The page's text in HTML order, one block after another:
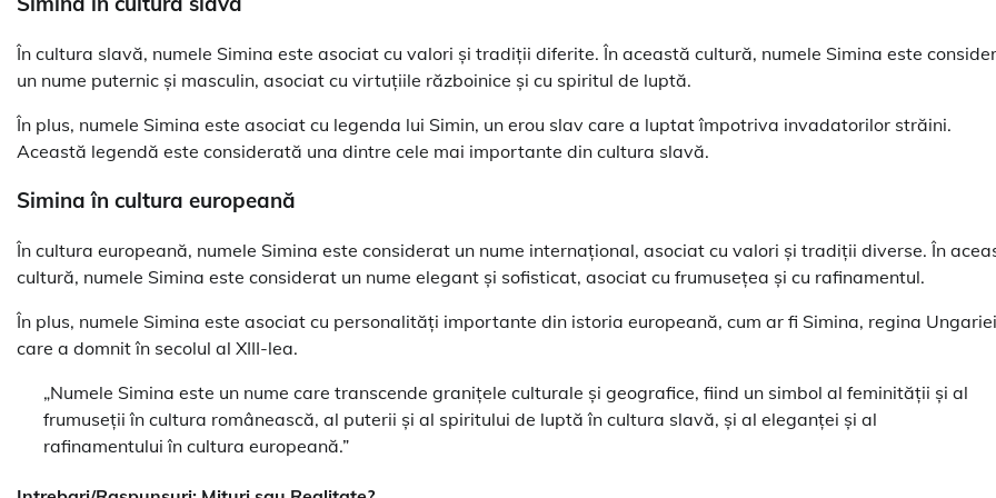
În cultura slavă, numele Simina este asociat cu valori și tradiții diferite. În această cultură, numele Simina este
un nume puternic și masculin, asociat cu virtuțiile războinice și cu spiritul de luptă.
În plus, numele Simina este asociat cu legenda lui Simin, un erou slav care a luptat împotriva invadatorilor străini.
Această legendă este considerată una dintre cele mai importante din cultura slavă.
Simina în cultura europeană
În cultura europeană, numele Simina este considerat un nume internațional, asociat cu valori și tradiții diverse. În
cultură, numele Simina este considerat un nume elegant și sofisticat, asociat cu frumusețea și cu rafinamentul.
În plus, numele Simina este asociat cu personalități importante din istoria europeană, cum ar fi Simina, regina
care a domnit în secolul al XIII-lea.
„Numele Simina este un nume care transcende granițele culturale și geografice, fiind un simbol al feminității și al
frumuseții în cultura românească, al puterii și al spiritului de luptă în cultura slavă, și al eleganței și al
rafinamentului în cultura europeană.”